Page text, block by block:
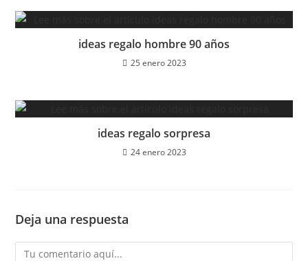
ideas regalo hombre 90 años
25 enero 2023
ideas regalo sorpresa
24 enero 2023
Deja una respuesta